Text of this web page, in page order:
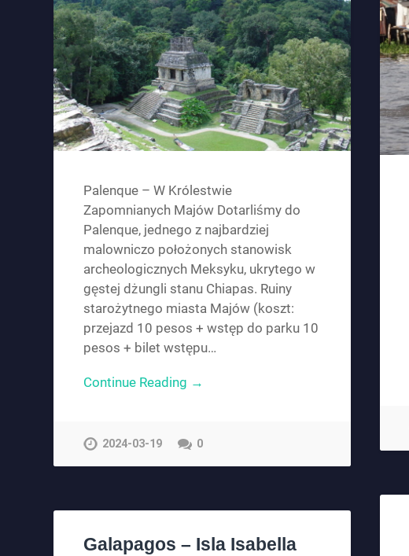
Palenque – W Królestwie
Zapomnianych Majów Dotarliśmy do
Palenque, jednego z najbardziej
malowniczo położonych stanowisk
archeologicznych Meksyku, ukrytego w
gęstej dżungli stanu Chiapas. Ruiny
starożytnego miasta Majów (koszt:
przejazd 10 pesos + wstęp do parku 10
pesos + bilet wstępu…
Continue Reading →
2024-03-19 0
Galapagos – Isla Isabella